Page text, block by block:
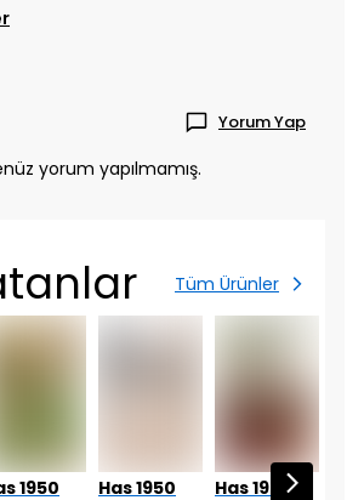
Yorum Yap
yorum yapılmamış.
Tüm Ürünler
1950 Has 1950 Has 1950